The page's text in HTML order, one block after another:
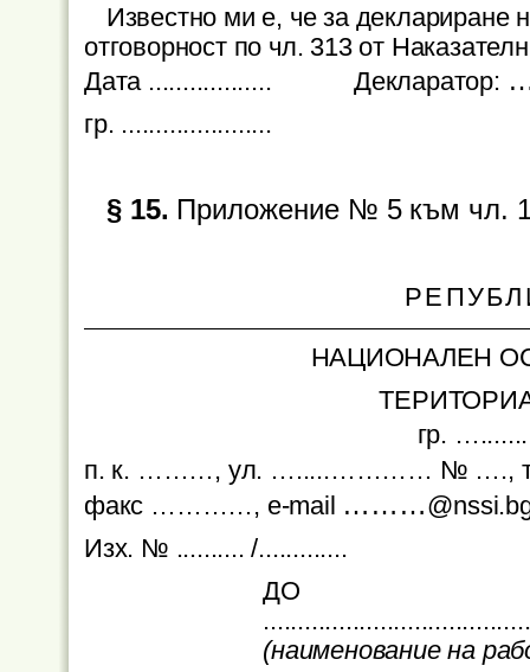
Известно ми е, че за деклариране
отговорност по чл. 313 от
Дата ..................
Декларатор:
гр. ......................
§ 15. Приложение № 5 към чл.
НАЦИОНАЛЕН
гр.
п. к. ………, ул. ….....………… № ….,
факс …………, e-mail ………
Изх. № .......... /.............
ДО
...............................
(наименование на